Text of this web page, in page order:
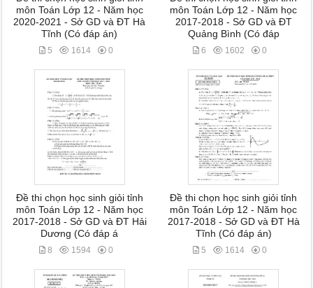
môn Toán Lớp 12 - Năm học
2020-2021 - Sở GD và ĐT Hà
Tĩnh (Có đáp án)
5 1614 0
môn Toán Lớp 12 - Năm học
2017-2018 - Sở GD và ĐT
Quảng Bình (Có đáp
6 1602 0
Đề thi chọn học sinh giỏi tỉnh
môn Toán Lớp 12 - Năm học
2017-2018 - Sở GD và ĐT Hải
Dương (Có đáp á
8 1594 0
Đề thi chọn học sinh giỏi tỉnh
môn Toán Lớp 12 - Năm học
2017-2018 - Sở GD và ĐT Hà
Tĩnh (Có đáp án)
5 1614 0